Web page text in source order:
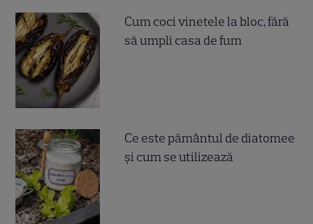
Cum coci vinetele la bloc, fără
să umpli casa de fum
Ce este pământul de diatomee
și cum se utilizează